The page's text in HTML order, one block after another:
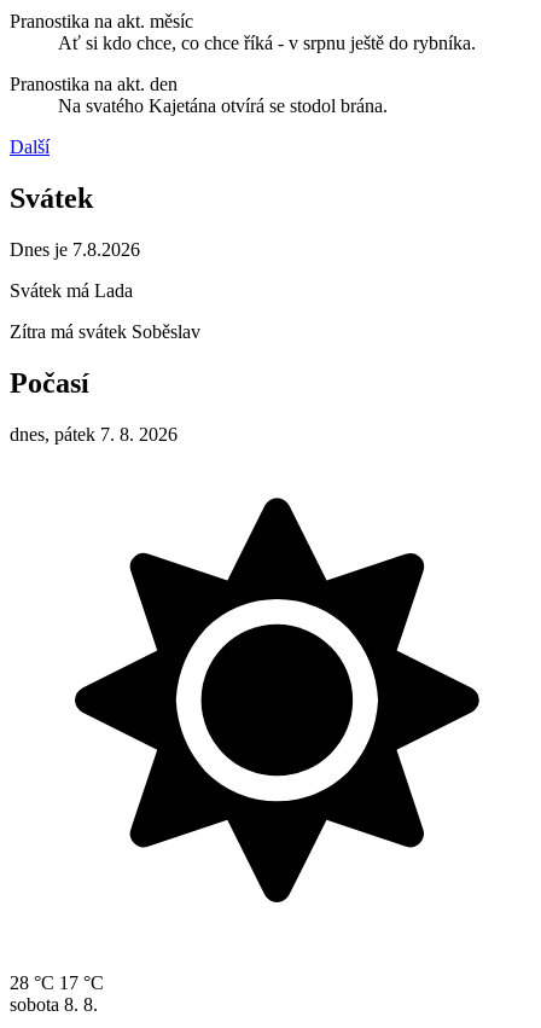
Pranostika na akt. měsíc
Ať si kdo chce, co chce říká - v srpnu ještě do rybníka.
Pranostika na akt. den
Na svatého Kajetána otvírá se stodol brána.
Další
Svátek
Dnes je 7.8.2026
Svátek má Lada
Zítra má svátek Soběslav
Počasí
dnes, pátek 7. 8. 2026
28 °C 17 °C
sobota 8. 8.